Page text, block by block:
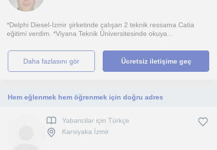
*Delphi Diesel-İzmir şirketinde çalışan 2 teknik ressama Catia
eğitimi verdim. *Viyana Teknik Üniversitesinde okuya...
daha fazlasını gör Ücretsiz iletişime geç
Hem eğlenmek hem öğrenmek için doğru adres
Yabancilar için Türkçe
Karsiyaka İzmir